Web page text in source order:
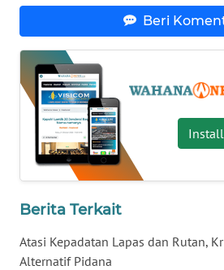
Beri
Berita Terkait
Atasi Kepadatan Lapas dan Rutan,
Alternatif Pidana
JOGJA
WN
JATIM
WN
BALI
WN
KALBAR
WN